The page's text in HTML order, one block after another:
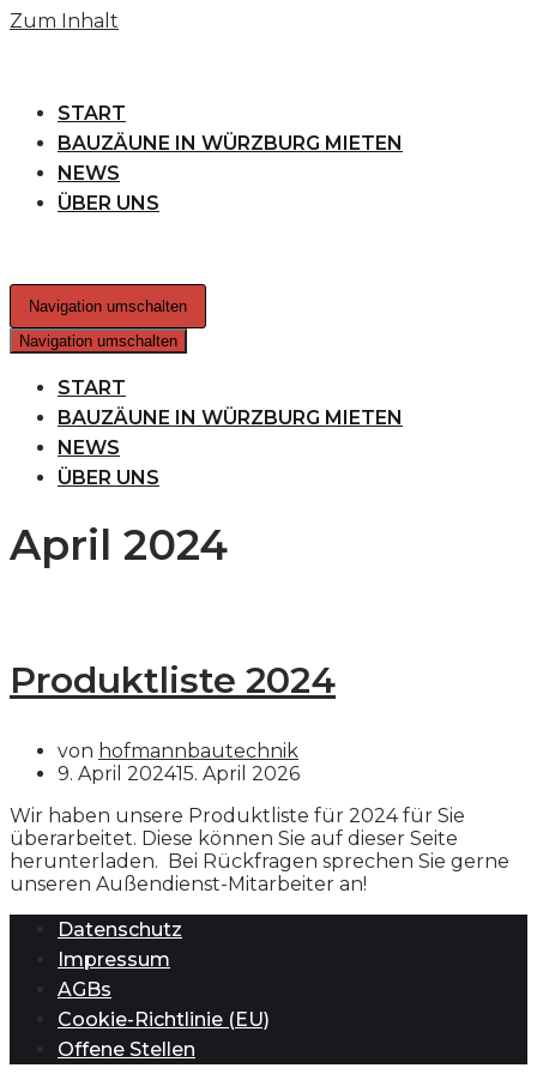
Zum Inhalt
START
BAUZÄUNE IN WÜRZBURG MIETEN
NEWS
ÜBER UNS
Navigation umschalten
Navigation umschalten
START
BAUZÄUNE IN WÜRZBURG MIETEN
NEWS
ÜBER UNS
April 2024
Produktliste 2024
von hofmannbautechnik
9. April 202415. April 2026
Wir haben unsere Produktliste für 2024 für Sie
überarbeitet. Diese können Sie auf dieser Seite
herunterladen. Bei Rückfragen sprechen Sie gerne
unseren Außendienst-Mitarbeiter an!
Datenschutz
Impressum
AGBs
Cookie-Richtlinie (EU)
Offene Stellen